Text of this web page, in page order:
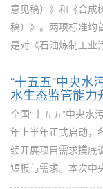
意见稿）》和《合成
稿）》。两项标准均
是对《石油炼制工业
“十五五”中央水
水生态监管能力
全国“十五五”中央水
年上半年正式启动，
续开展项目需求摸底
短板与需求。本次中